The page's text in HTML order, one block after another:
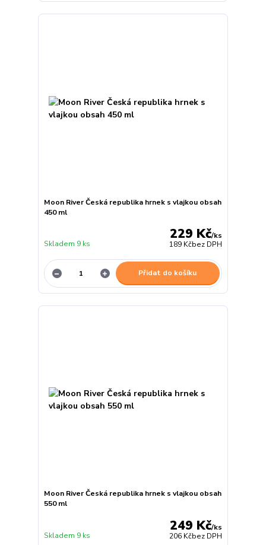
Moon River Česká republika hrnek s vlajkou obsah
450 ml
229 Kč/ks
189 Kčbez DPH
Skladem 9 ks
Přidat do košíku
Moon River Česká republika hrnek s vlajkou obsah
550 ml
249 Kč/ks
206 Kčbez DPH
Skladem 9 ks